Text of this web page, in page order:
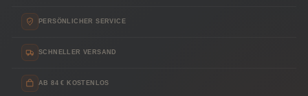
PERSÖNLICHER SERVICE
SCHNELLER VERSAND
AB 84 € KOSTENLOS